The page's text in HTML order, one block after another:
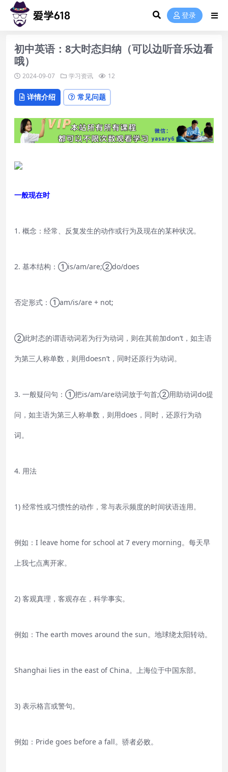
登录
初中英语：8大时态归纳（可以边听音乐边看
哦）
2024-09-07 学习资讯 12
详情介绍 常见问题
一般现在时
1. 概念：经常、反复发生的动作或行为及现在的某种状况。
2. 基本结构：①is/am/are;②do/does
否定形式：①am/is/are + not;
②此时态的谓语动词若为行为动词，则在其前加don‘t，如主语
为第三人称单数，则用doesn’t，同时还原行为动词。
3. 一般疑问句：①把is/am/are动词放于句首;②用助动词do提
问，如主语为第三人称单数，则用does，同时，还原行为动
词。
4. 用法
1) 经常性或习惯性的动作，常与表示频度的时间状语连用。
例如：I leave home for school at 7 every morning。每天早
上我七点离开家。
2) 客观真理，客观存在，科学事实。
例如：The earth moves around the sun。地球绕太阳转动。
Shanghai lies in the east of China。上海位于中国东部。
3) 表示格言或警句。
例如：Pride goes before a fall。骄者必败。